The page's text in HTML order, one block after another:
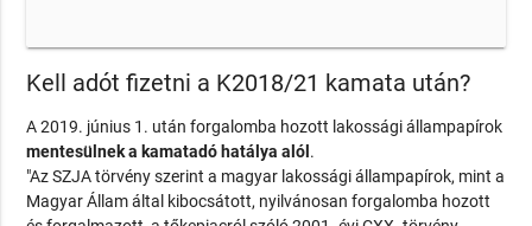
Kell adót fizetni a K2018/21 kamata után?
A 2019. június 1. után forgalomba hozott lakossági állampapírok
mentesülnek a kamatadó hatálya alól .
"Az SZJA törvény szerint a magyar lakossági állampapírok, mint a
Magyar Állam által kibocsátott, nyilvánosan forgalomba hozott